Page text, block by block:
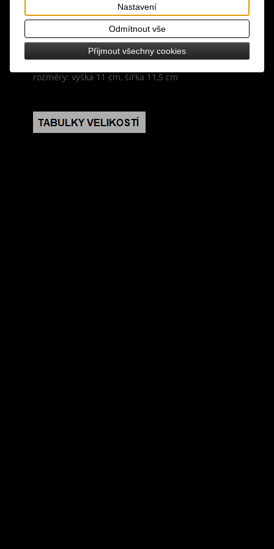
design: roztomilá peněženka/kosmetická taštička s
tváří kočičky, zapínání na zip s krátkým poutkem z
kuličkového řetízku, zadní strana z jemného plyše
rozměry: výška 11 cm, šířka 11,5 cm
Nastavení
Odmítnout vše
Přijmout všechny cookies